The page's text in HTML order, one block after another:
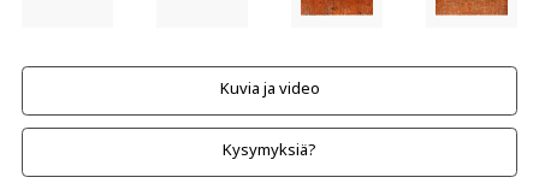
Kuvia ja video
Kysymyksiä?